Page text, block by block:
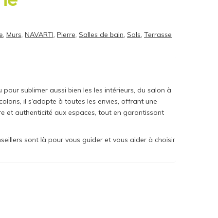
, Murs, NAVARTI, Pierre, Salles de bain, Sols, Terrasse
sublimer aussi bien les les intérieurs, du salon à
il s’adapte à toutes les envies, offrant une
et authenticité aux espaces, tout en garantissant
sont là pour vous guider et vous aider à choisir